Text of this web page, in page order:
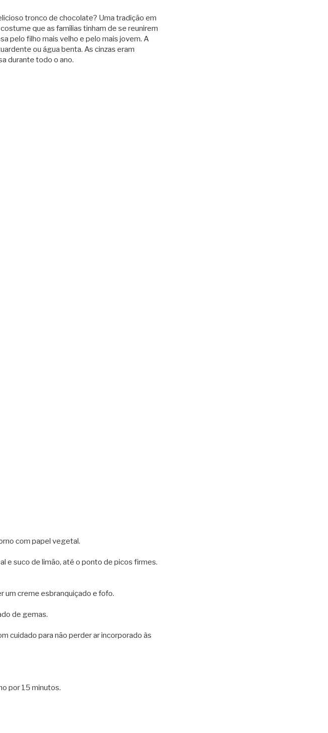
tronco de chocolate? Uma tradição em
que as famílias tinham de se reunirem
pelo filho mais velho e pelo mais jovem. A
ou água benta. As cinzas eram
durante todo o ano.
com papel vegetal.
e suco de limão, até o ponto de picos firmes.
um creme esbranquiçado e fofo.
de gemas.
cuidado para não perder ar incorporado às
por 15 minutos.